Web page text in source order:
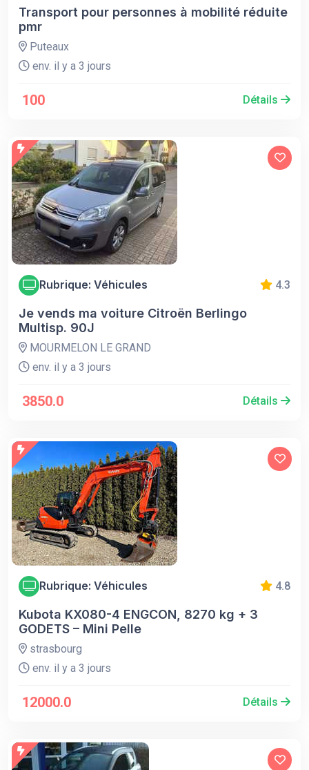
Transport pour personnes à mobilité réduite
pmr
Puteaux
env. il y a 3 jours
100 Détails
Rubrique: Véhicules 4.3
Je vends ma voiture Citroën Berlingo
Multisp. 90J
MOURMELON LE GRAND
env. il y a 3 jours
3850.0 Détails
Rubrique: Véhicules 4.8
Kubota KX080-4 ENGCON, 8270 kg + 3
GODETS – Mini Pelle
strasbourg
env. il y a 3 jours
12000.0 Détails